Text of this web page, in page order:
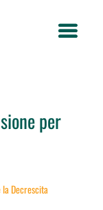
per
Decrescita